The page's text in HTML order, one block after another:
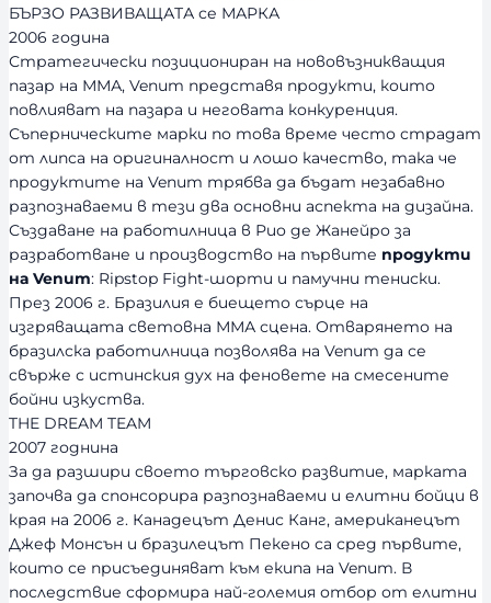
БЪРЗО РАЗВИВАЩАТА се МАРКА
2006 година
Стратегически позициониран на нововъзникващия
пазар на ММА, Venum представя продукти, които
повлияват на пазара и неговата конкуренция.
Съперническите марки по това време често страдат
от липса на оригиналност и лошо качество, така че
продуктите на Venum трябва да бъдат незабавно
разпознаваеми в тези два основни аспекта на дизайна.
Създаване на работилница в Рио де Жанейро за
разработване и производство на първите продукти
на Venum: Ripstop Fight-шорти и памучни тениски.
През 2006 г. Бразилия е биещето сърце на
изгряващата световна ММА сцена. Отварянето на
бразилска работилница позволява на Venum да се
свърже с истинския дух на феновете на смесените
бойни изкуства.
THE DREAM TEAM
2007 годнина
За да разшири своето търговско развитие, марката
започва да спонсорира разпознаваеми и елитни бойци в
края на 2006 г. Канадецът Денис Канг, американецът
Джеф Монсън и бразилецът Пекено са сред първите,
които се присъединяват към екипа на Venum. В
последствие сформира най-големия отбор от елитни